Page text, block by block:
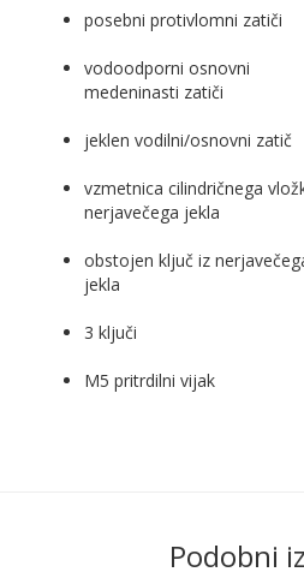
posebni protivlomni zatiči
vodoodporni osnovni
medeninasti zatiči
jeklen vodilni/osnovni zatič
vzmetnica cilindričnega
nerjavečega jekla
obstojen ključ iz
jekla
3 ključi
M5 pritrdilni vijak
Podobni